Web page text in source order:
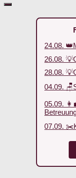
24.08.
26.08.
28.08.
04.09.
05.09.
07.09.